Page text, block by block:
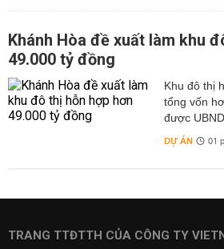
Khánh Hòa đề xuất làm khu
49.000 tỷ đồng
Khu đô thị
tổng vốn
được
DỰ ÁN 01
TRANG TTĐTTH CỦA CÔNG TY